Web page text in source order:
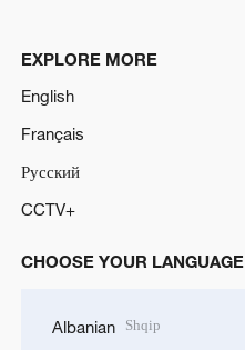
EXPLORE MORE
English
Français
Русский
CCTV+
CHOOSE YOUR LANGUAGE
Albanian Shqip